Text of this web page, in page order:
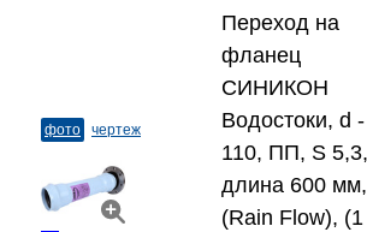
фото чертеж
Переход на
фланец
СИНИКОН
Водостоки, d -
110, ПП, S 5,3,
длина 600 мм,
(Rain Flow),